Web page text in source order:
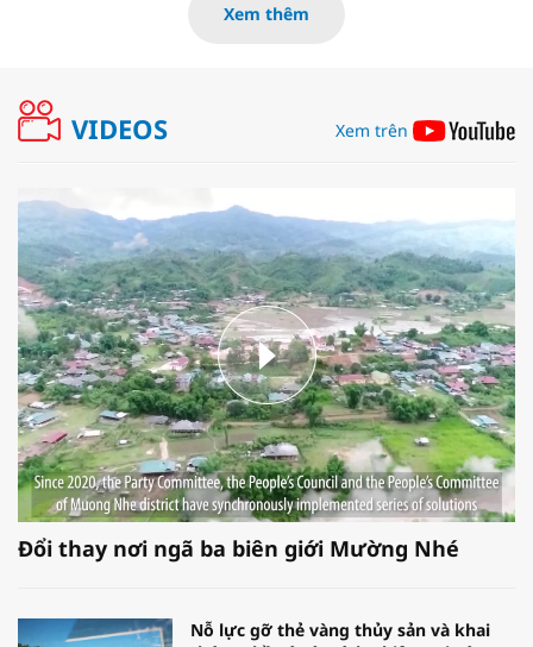
Xem thêm
VIDEOS Xem trên
Đổi thay nơi ngã ba biên giới Mường Nhé
Nỗ lực gỡ thẻ vàng thủy sản và khai